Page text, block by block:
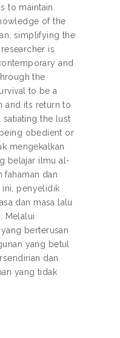
to maintain
of the
simplifying the
is
and
the
to be a
and its return to
the lust
obedient or
mengekalkan
belajar ilmu al-
fahaman dan
ini, penyelidik
dan masa lalu
Melalui
berterusan
yang betul
dan
yang tidak